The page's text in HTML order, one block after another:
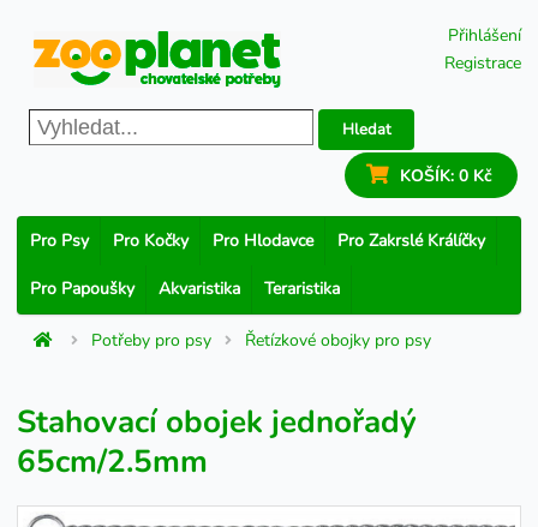
Přihlášení
Registrace
Hledat
KOŠÍK: 0 Kč
Pro Psy Pro Kočky Pro Hlodavce Pro Zakrslé Králíčky
Pro Papoušky Akvaristika Teraristika
Potřeby pro psy Řetízkové obojky pro psy
Stahovací obojek jednořadý
65cm/2.5mm